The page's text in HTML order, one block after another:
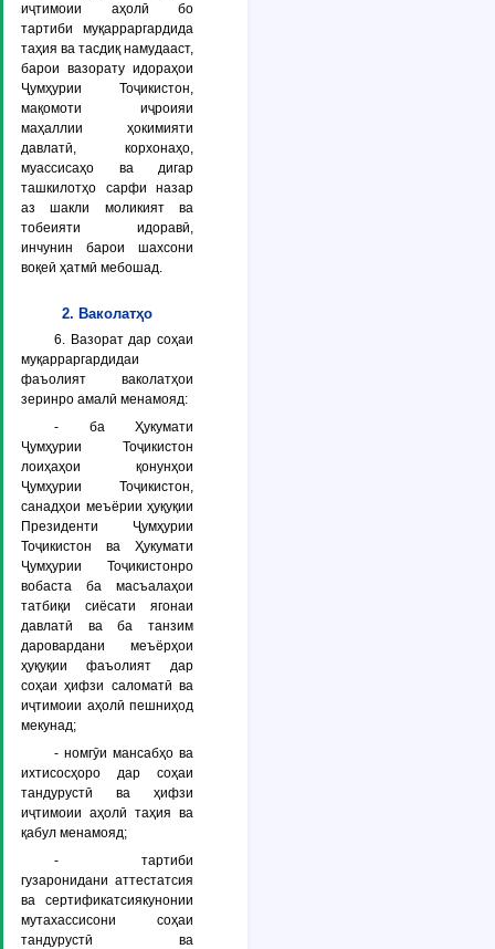
иҷтимоии аҳолӣ бо
тартиби муқарраргардида
таҳия ва тасдиқ намудааст,
барои вазорату идораҳои
Ҷумҳурии Тоҷикистон,
мақомоти иҷроияи
маҳаллии ҳокимияти
давлатӣ, корхонаҳо,
муассисаҳо ва дигар
ташкилотҳо сарфи назар
аз шакли моликият ва
тобеияти идоравӣ,
инчунин барои шахсони
воқеӣ ҳатмӣ мебошад.
2. Ваколатҳо
6. Вазорат дар соҳаи
муқарраргардидаи
фаъолият ваколатҳои
зеринро амалӣ менамояд:
- ба Ҳукумати
Ҷумҳурии Тоҷикистон
лоиҳаҳои қонунҳои
Ҷумҳурии Тоҷикистон,
санадҳои меъёрии ҳуқуқии
Президенти Ҷумҳурии
Тоҷикистон ва Ҳукумати
Ҷумҳурии Тоҷикистонро
вобаста ба масъалаҳои
татбиқи сиёсати ягонаи
давлатӣ ва ба танзим
даровардани меъёрҳои
ҳуқуқии фаъолият дар
соҳаи ҳифзи саломатӣ ва
иҷтимоии аҳолӣ пешниҳод
мекунад;
- номгӯи мансабҳо ва
ихтисосҳоро дар соҳаи
тандурустӣ ва ҳифзи
иҷтимоии аҳолӣ таҳия ва
қабул менамояд;
- тартиби
гузаронидани аттестатсия
ва сертификатсиякунонии
мутахассисони соҳаи
тандурустӣ ва